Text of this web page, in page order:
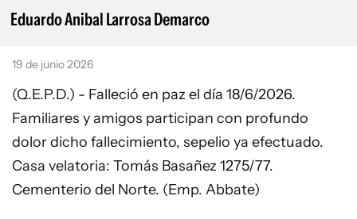
ESPAÑA
Eduardo Anibal Larrosa Demarco
19 de junio 2026
(Q.E.P.D.) - Falleció en paz el día 18/6/2026.
Familiares y amigos participan con profundo
dolor dicho fallecimiento, sepelio ya efectuado.
Casa velatoria: Tomás Basañez 1275/77.
Cementerio del Norte. (Emp. Abbate)